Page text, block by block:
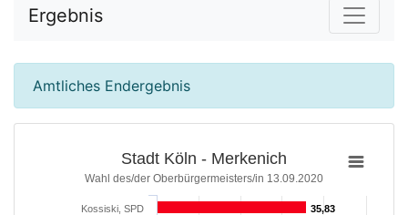
Ergebnis
Amtliches Endergebnis
Stadt Köln - Merkenich
Wahl des/der Oberbürgermeisters/in 13.09.2020
35,83
35,83
Kossiski, SPD